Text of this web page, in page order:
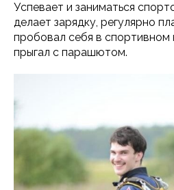
Успевает и заниматься
делает зарядку, регулярно
пробовал себя в спортивном
прыгал с парашютом.